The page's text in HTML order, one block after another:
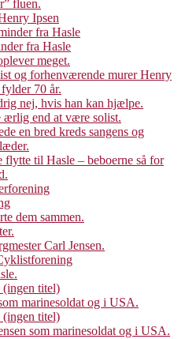
fluen.
Ipsen
fra Hasle
fra Hasle
meget.
og forhenværende murer Henry
70 år.
nej, hvis han kan hjælpe.
end at være solist.
en bred kreds sangens og
flytte til Hasle – beboerne så for
dem sammen.
Carl Jensen.
(ingen titel)
marinesoldat og i USA.
(ingen titel)
som marinesoldat og i USA.